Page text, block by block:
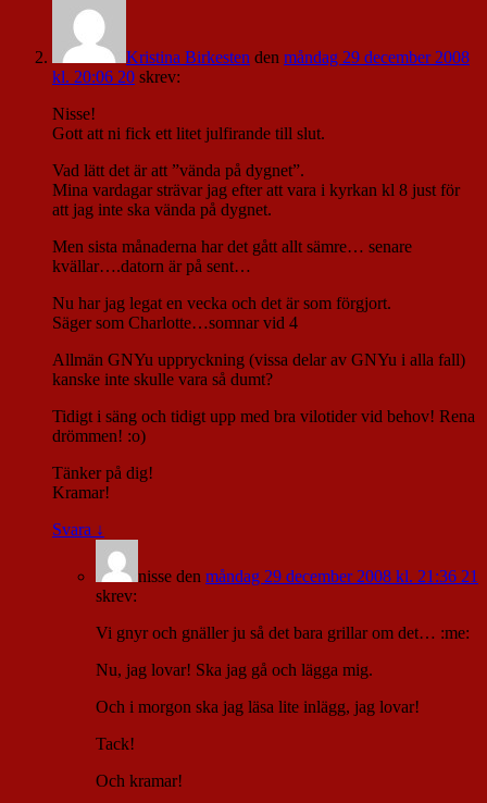
Kristina Birkesten den måndag 29 december 2008
kl. 20:06 20 skrev:
Nisse!
Gott att ni fick ett litet julfirande till slut.
Vad lätt det är att ”vända på dygnet”.
Mina vardagar strävar jag efter att vara i kyrkan kl 8 just för
att jag inte ska vända på dygnet.
Men sista månaderna har det gått allt sämre… senare
kvällar….datorn är på sent…
Nu har jag legat en vecka och det är som förgjort.
Säger som Charlotte…somnar vid 4
Allmän GNYu uppryckning (vissa delar av GNYu i alla fall)
kanske inte skulle vara så dumt?
Tidigt i säng och tidigt upp med bra vilotider vid behov! Rena
drömmen! :o)
Tänker på dig!
Kramar!
Svara ↓
nisse den måndag 29 december 2008 kl. 21:36 21
skrev:
Vi gnyr och gnäller ju så det bara grillar om det… :me:
Nu, jag lovar! Ska jag gå och lägga mig.
Och i morgon ska jag läsa lite inlägg, jag lovar!
Tack!
Och kramar!